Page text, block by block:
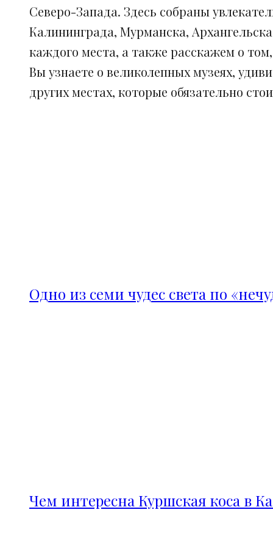
Северо-Запада. Здесь собраны
Калининграда, Мурманска,
каждого места, а также расскажем о
Вы узнаете о великолепных музеях,
других местах, которые обязательно
Одно из семи чудес света по
Чем интересна Куршская коса в